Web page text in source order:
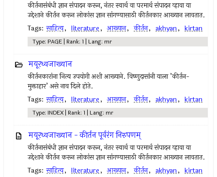
कीर्तनासंबंधी ज्ञान संपादन करून, नंतर स्वार्थ वा परमार्थ संपादन व्हावा या
उद्देशाने कीर्तन करून लोकांस ज्ञान सांगण्यासाठी कीर्तनकार आख्यान लावतात.
Tags: साहित्य, literature, आख्यान, कीर्तन, akhyan, kirtan
Type: PAGE | Rank: 1 | Lang: mr
मयूरध्वजाख्यान
कीर्तनकारांना नित्य उपयोगी अशी आख्याने. विष्णुदासांनी याला ’कीर्तन-
मुक्ताहार’ असे नाव दिले होते.
Tags: साहित्य, literature, आख्यान, कीर्तन, akhyan, kirtan
Type: INDEX | Rank: 1 | Lang: mr
मयूरध्वजाख्यान - कीर्तन पूर्वरंग निरुपणम्
कीर्तनासंबंधी ज्ञान संपादन करून, नंतर स्वार्थ वा परमार्थ संपादन व्हावा या
उद्देशाने कीर्तन करून लोकांस ज्ञान सांगण्यासाठी कीर्तनकार आख्यान लावतात.
Tags: साहित्य, literature, आख्यान, कीर्तन, akhyan, kirtan